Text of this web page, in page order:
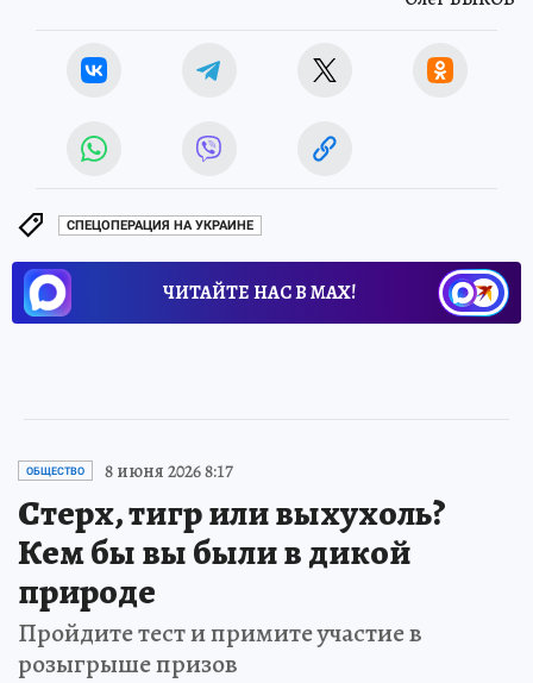
СПЕЦОПЕРАЦИЯ НА УКРАИНЕ
ЧИТАЙТЕ НАС В МАХ!
ОБЩЕСТВО 8 июня 2026 8:17
Стерх, тигр или выхухоль?
Кем бы вы были в дикой
природе
Пройдите тест и примите участие в
розыгрыше призов